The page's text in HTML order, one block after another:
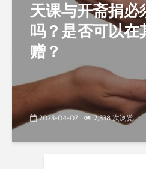
天课与开斋捐必
吗？是否可以在
赠？
2023-04-07 2,338 次浏览